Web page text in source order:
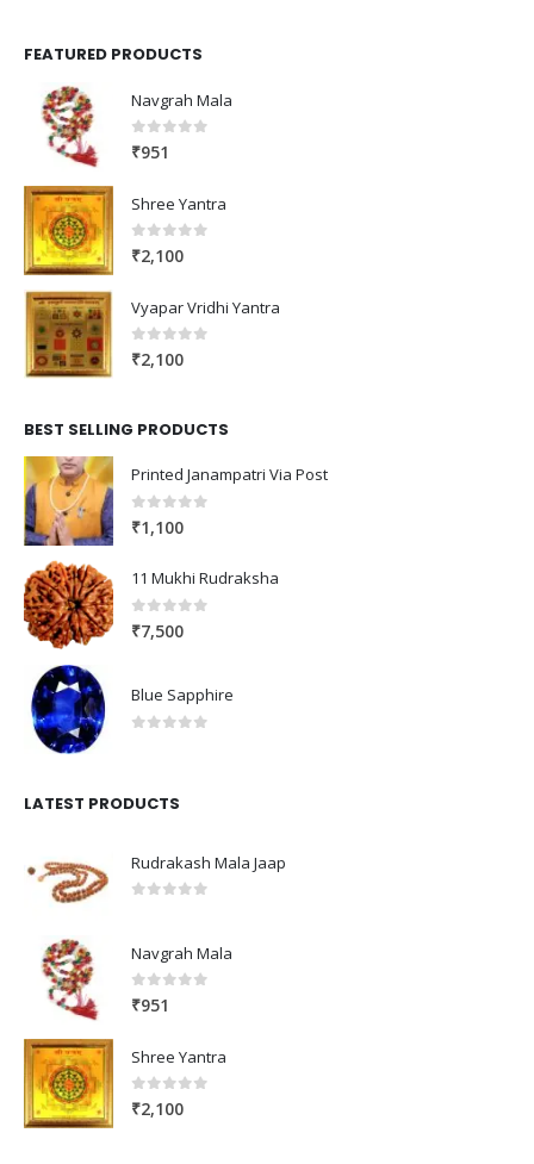
FEATURED PRODUCTS
Navgrah Mala
0out of 5
₹951
Shree Yantra
0out of 5
₹2,100
Vyapar Vridhi Yantra
0out of 5
₹2,100
BEST SELLING PRODUCTS
Printed Janampatri Via Post
0 out of 5
₹1,100
11 Mukhi Rudraksha
0out of 5
₹7,500
Blue Sapphire
LATEST PRODUCTS
Rudrakash Mala Jaap
Navgrah Mala
0out of 5
₹951
Shree Yantra
0out of 5
₹2,100